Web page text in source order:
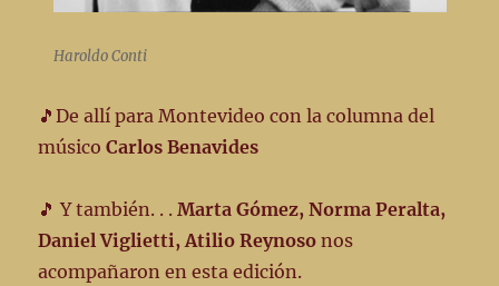
Haroldo Conti
🎵De allí para Montevideo con la columna del
músicoCarlos Benavides
🎵 Y también. . .Marta Gómez, Norma Peralta,
Daniel Viglietti, Atilio Reynosonos
acompañaron en esta edición.